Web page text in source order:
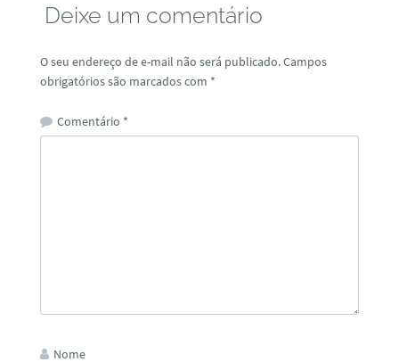
Deixe um comentário
O seu endereço de e-mail não será publicado.Campos
obrigatórios são marcados com *
Comentário *
Nome